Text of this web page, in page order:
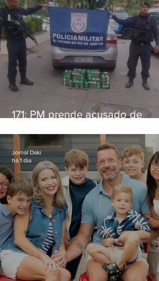
171: PM prende acusado de
Niterói
Jornal Daki
há 1 dia